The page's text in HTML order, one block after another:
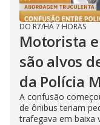
DO R7/HÁ 7 HORAS
Motorista
são alvos
da Polícia
A confusão
de ônibus teriam
trafegava em baixa